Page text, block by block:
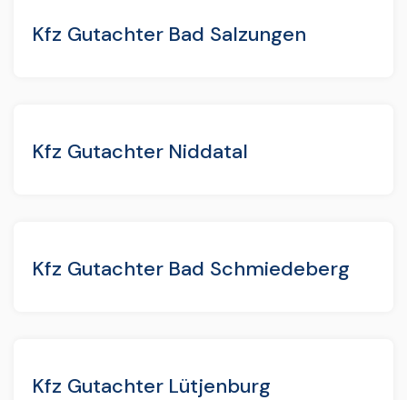
Kfz Gutachter Bad Salzungen
Kfz Gutachter Niddatal
Kfz Gutachter Bad Schmiedeberg
Kfz Gutachter Lütjenburg